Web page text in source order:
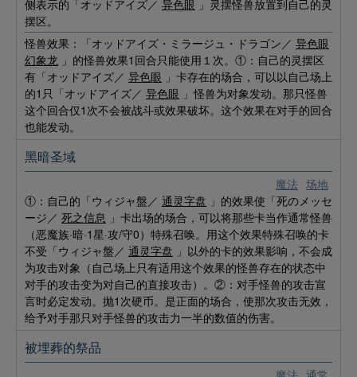
侧表示的「オッドアイズ／ 异色眼 」灵摆怪兽放置到自己的灵
摆区。
怪兽效果：「オッドアイズ・ミラージュ・ドラゴン／ 异色眼
幻象龙 」的怪兽效果1回合只能使用１次。①：自己的灵摆区
有「オッドアイズ／ 异色眼 」卡存在的场合，可以以自己场上
的1只「オッドアイズ／ 异色眼 」怪兽为对象发动。那只怪兽
这个回合仅1次不会被战斗或效果破坏。这个效果在对手的回合
也能发动。
魔法 场地
黑暗圣域
①：自己的「ウィジャ盤／ 通灵字盘 」的效果使「死のメッセ
ージ／ 死之信息 」卡出场的场合，可以将那些卡当作通常怪兽
（恶魔族·暗·1星·攻/守0）特殊召唤。用这个效果特殊召唤的卡
不受「ウィジャ盤／ 通灵字盘 」以外的卡的效果影响，不会成
为攻击对象（自己场上只有适用这个效果的怪兽存在的状态中
对手的攻击变为对自己的直接攻击）。②：对手怪兽的攻击宣
言时必定发动。抛1次硬币。是正面的场合，使那次攻击无效，
给予对手那只对手怪兽的攻击力一半的数值的伤害。
被埋葬的祭品